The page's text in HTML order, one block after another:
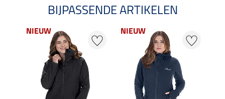
BIJPASSENDE ARTIKELEN
NIEUW NIEUW